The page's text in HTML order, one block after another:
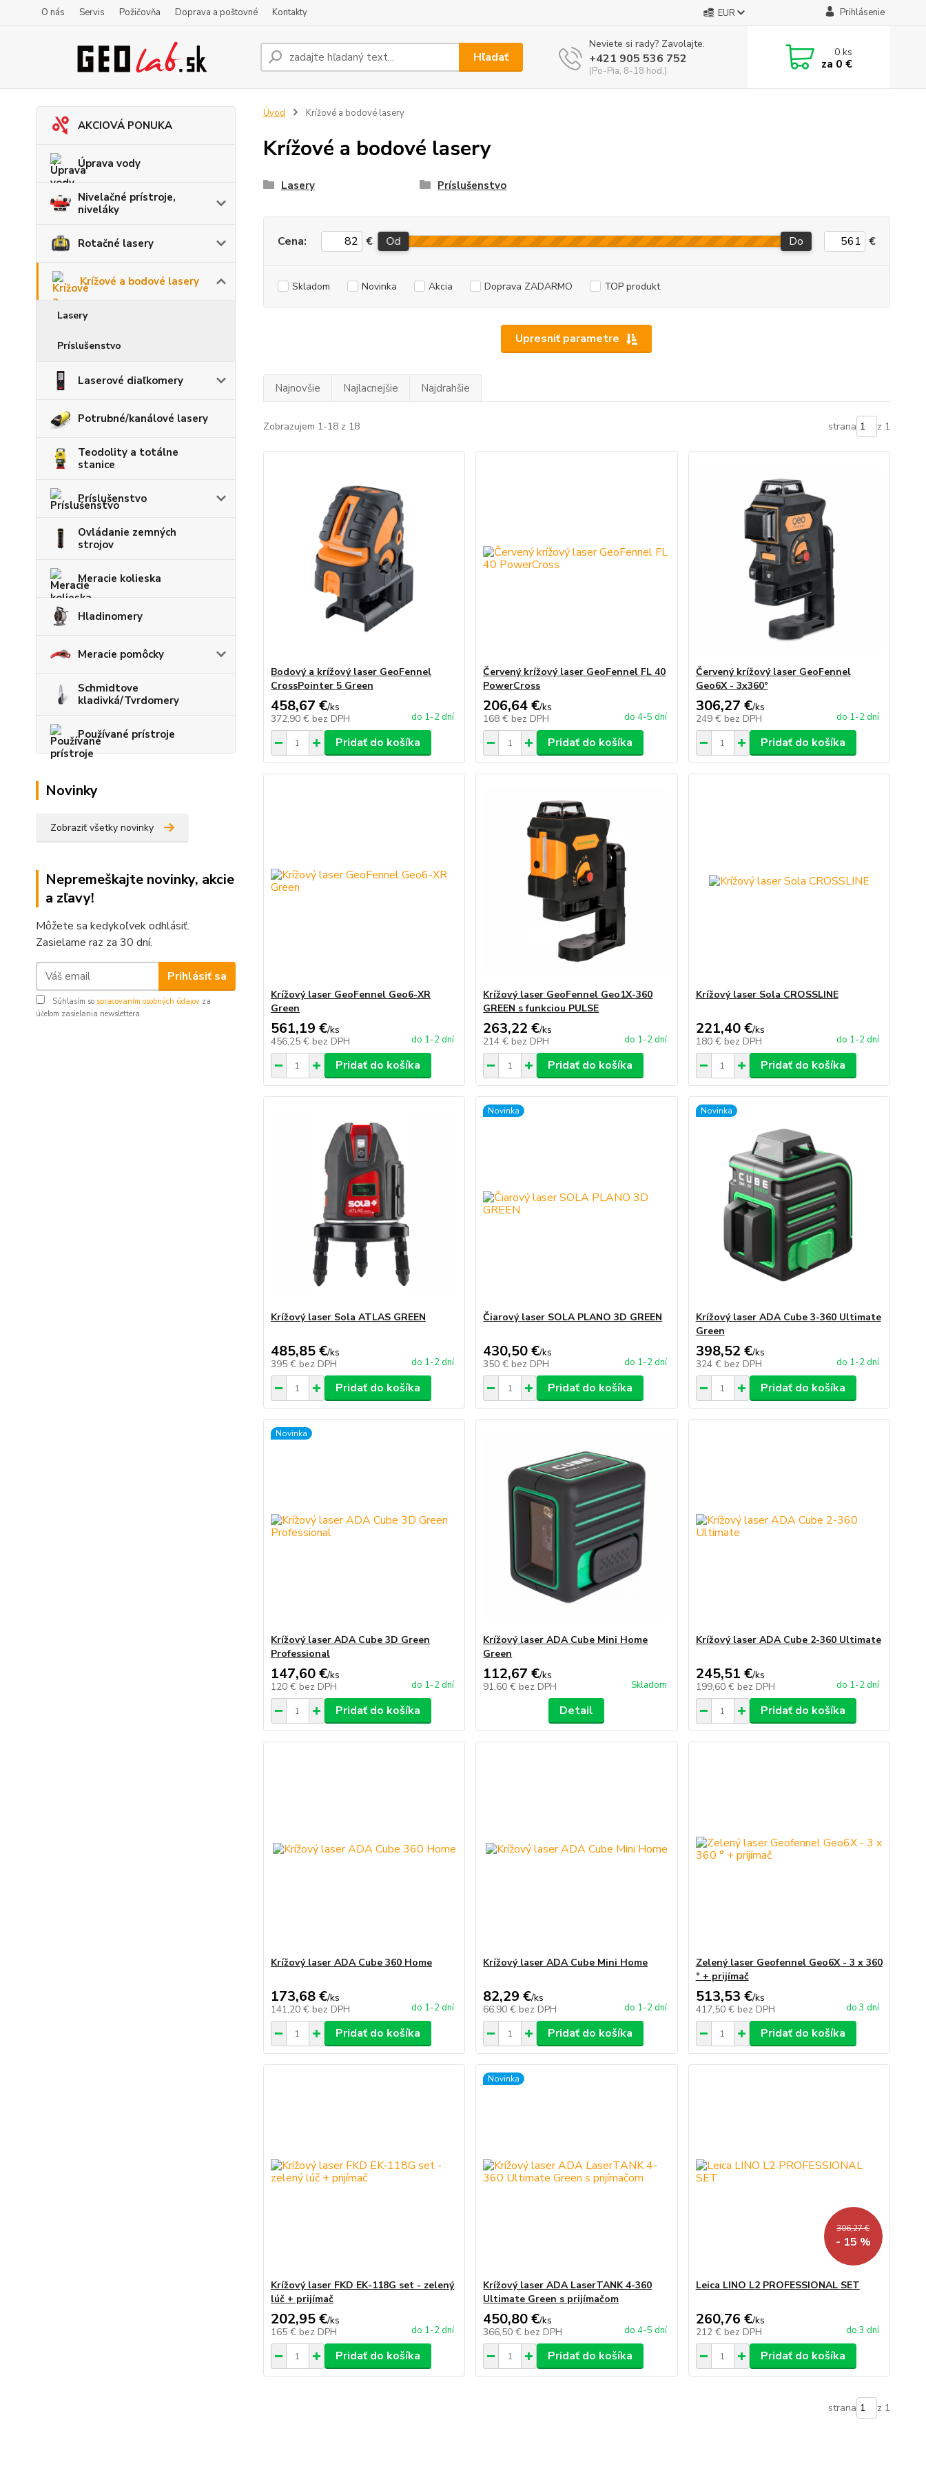
O nás Servis Požičovňa Doprava a poštovné Kontakty EUR Prihlásenie
Hľadať
Neviete si rady? Zavolajte.
+421 905 536 752
(Po-Pia, 8-18 hod.)
0ks
za 0 €
AKCIOVÁ PONUKA
Úprava vody
Nivelačné prístroje,
niveláky
Rotačné lasery
Krížové a bodové lasery
Lasery
Príslušenstvo
Laserové diaľkomery
Potrubné/kanálové lasery
Teodolity a totálne
stanice
Príslušenstvo
Ovládanie zemných
strojov
Meracie kolieska
Hladinomery
Meracie pomôcky
Schmidtove
kladivká/Tvrdomery
Používané prístroje
Novinky
Zobraziť všetky novinky
Nepremeškajte novinky, akcie
a zľavy!
Môžete sa kedykoľvek odhlásiť.
Zasielame raz za 30 dní.
Prihlásiť sa
Súhlasím so spracovaním osobných údajov za
účelom zasielania newslettera.
Úvod Krížové a bodové lasery
Krížové a bodové lasery
Lasery Príslušenstvo
Upresniť parametre
Cena: € Od Do €
Skladom Novinka Akcia Doprava ZADARMO TOP produkt
Najnovšie Najlacnejšie Najdrahšie
Zobrazujem 1-18 z 18 strana z 1
Bodový a krížový laser GeoFennel
CrossPointer 5 Green
458,67 €/ks
372,90 € bez DPH do 1-2 dní
Pridať do košíka
Červený krížový laser GeoFennel FL 40
PowerCross
206,64 €/ks
168 € bez DPH do 4-5 dní
Pridať do košíka
Červený krížový laser GeoFennel
Geo6X - 3x360°
306,27 €/ks
249 € bez DPH do 1-2 dní
Pridať do košíka
Krížový laser GeoFennel Geo6-XR
Green
561,19 €/ks
456,25 € bez DPH do 1-2 dní
Pridať do košíka
Krížový laser GeoFennel Geo1X-360
GREEN s funkciou PULSE
263,22 €/ks
214 € bez DPH do 1-2 dní
Pridať do košíka
Krížový laser Sola CROSSLINE
221,40 €/ks
180 € bez DPH do 1-2 dní
Pridať do košíka
Krížový laser Sola ATLAS GREEN
485,85 €/ks
395 € bez DPH do 1-2 dní
Pridať do košíka
Novinka
Čiarový laser SOLA PLANO 3D GREEN
430,50 €/ks
350 € bez DPH do 1-2 dní
Pridať do košíka
Novinka
Krížový laser ADA Cube 3-360 Ultimate
Green
398,52 €/ks
324 € bez DPH do 1-2 dní
Pridať do košíka
Novinka
Krížový laser ADA Cube 3D Green
Professional
147,60 €/ks
120 € bez DPH do 1-2 dní
Pridať do košíka
Krížový laser ADA Cube Mini Home
Green
112,67 €/ks
91,60 € bez DPH Skladom
Detail
Krížový laser ADA Cube 2-360 Ultimate
245,51 €/ks
199,60 € bez DPH do 1-2 dní
Pridať do košíka
Krížový laser ADA Cube 360 Home
173,68 €/ks
141,20 € bez DPH do 1-2 dní
Pridať do košíka
Krížový laser ADA Cube Mini Home
82,29 €/ks
66,90 € bez DPH do 1-2 dní
Pridať do košíka
Zelený laser Geofennel Geo6X - 3 x 360
° + prijímač
513,53 €/ks
417,50 € bez DPH do 3 dní
Pridať do košíka
Krížový laser FKD EK-118G set - zelený
lúč + prijímač
202,95 €/ks
165 € bez DPH do 1-2 dní
Pridať do košíka
Novinka
Krížový laser ADA LaserTANK 4-360
Ultimate Green s prijímačom
450,80 €/ks
366,50 € bez DPH do 4-5 dní
Pridať do košíka
306,27 €
- 15 %
Leica LINO L2 PROFESSIONAL SET
260,76 €/ks
212 € bez DPH do 3 dní
Pridať do košíka
strana z 1